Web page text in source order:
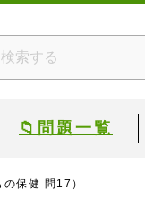
📁問題一覧
保健 問17）